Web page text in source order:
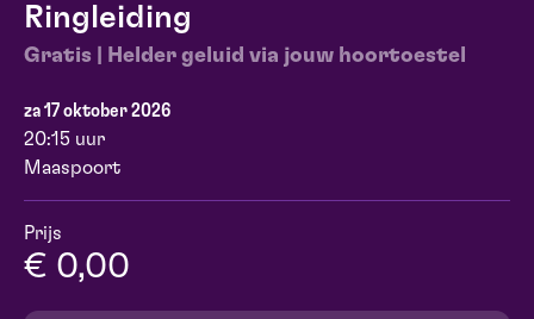
Ringleiding
Gratis | Helder geluid via jouw hoortoestel
za 17 oktober 2026
20:15 uur
Maaspoort
Prijs
€ 0,00